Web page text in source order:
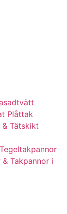
Plåttak
& Tätskikt
Takpannor i